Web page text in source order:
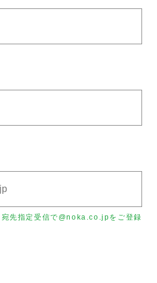
先指定受信で@noka.co.jpをご登録